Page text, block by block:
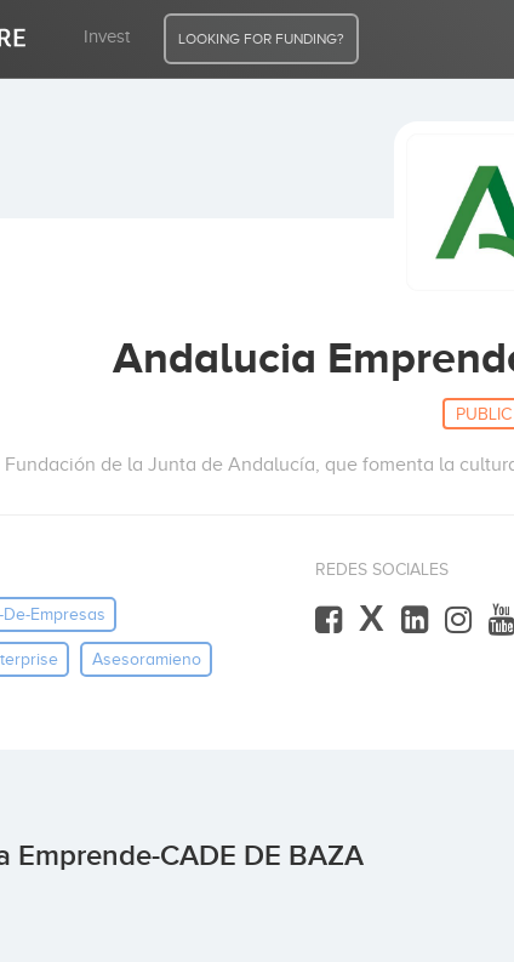
Invest LOOKING FOR FUNDING?
Andalucia
PUBLIC
Fundación de la Junta de Andalucía, que fomenta la
Empresas
Asesoramieno
REDES SOCIALES
X
CADE DE BAZA